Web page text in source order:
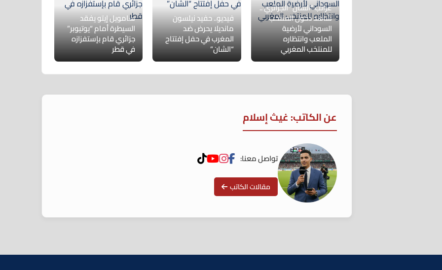
غرائب “الشان” الجزائري ..
شاهد دخول المنتخب
‎السوداني لأرضية
الملعب وانتظاره
للمنتخب المغربي
فيديو.. حفيد نيلسون
مانديلا يحرض ضد
المغرب في حفل إفتتاح
“الشان”
سامويل إيتو يفقد
السيطرة أمام “يوتيوبر”
جزائري قام بإستفزازه
في قطر
عن الكاتب: غيث إسلام
تواصل معنا:
مقالات الكاتب